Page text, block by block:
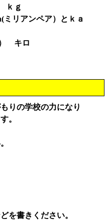
ｇ
リアンペア）とｋａ
キロ
りの学校の力になり
。
を書きください。